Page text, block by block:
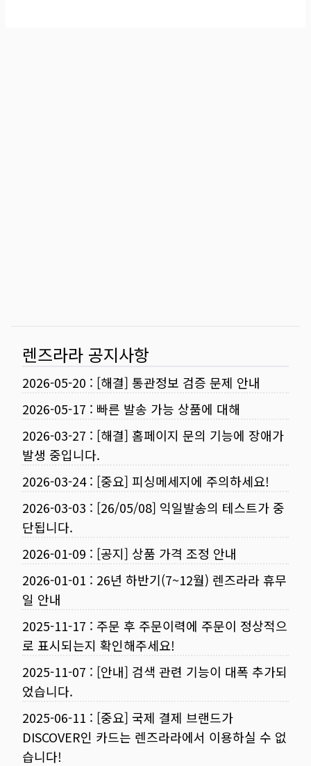
렌즈라라 공지사항
2026-05-20 : [해결] 통관정보 검증 문제 안내
2026-05-17 : 빠른 발송 가능 상품에 대해
2026-03-27 : [해결] 홈페이지 문의 기능에 장애가
발생 중입니다.
2026-03-24: [중요] 피싱메세지에 주의하세요!
2026-03-03 : [26/05/08] 익일발송의 테스트가 중
단됩니다.
2026-01-09 : [공지] 상품 가격 조정 안내
2026-01-01 : 26년 하반기(7~12월) 렌즈라라 휴무
일 안내
2025-11-17 : 주문 후 주문이력에 주문이 정상적으
로 표시되는지 확인해주세요!
2025-11-07 : [안내] 검색 관련 기능이 대폭 추가되
었습니다.
2025-06-11 : [중요] 국제 결제 브랜드가
DISCOVER인 카드는 렌즈라라에서 이용하실 수 없
습니다!